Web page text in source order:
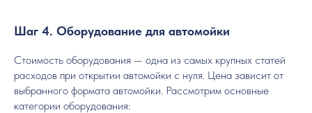
Шаг 4. Оборудование для автомойки
Стоимость оборудования — одна из самых крупных статей
расходов при открытии автомойки с нуля. Цена зависит от
выбранного формата автомойки. Рассмотрим основные
категории оборудования: